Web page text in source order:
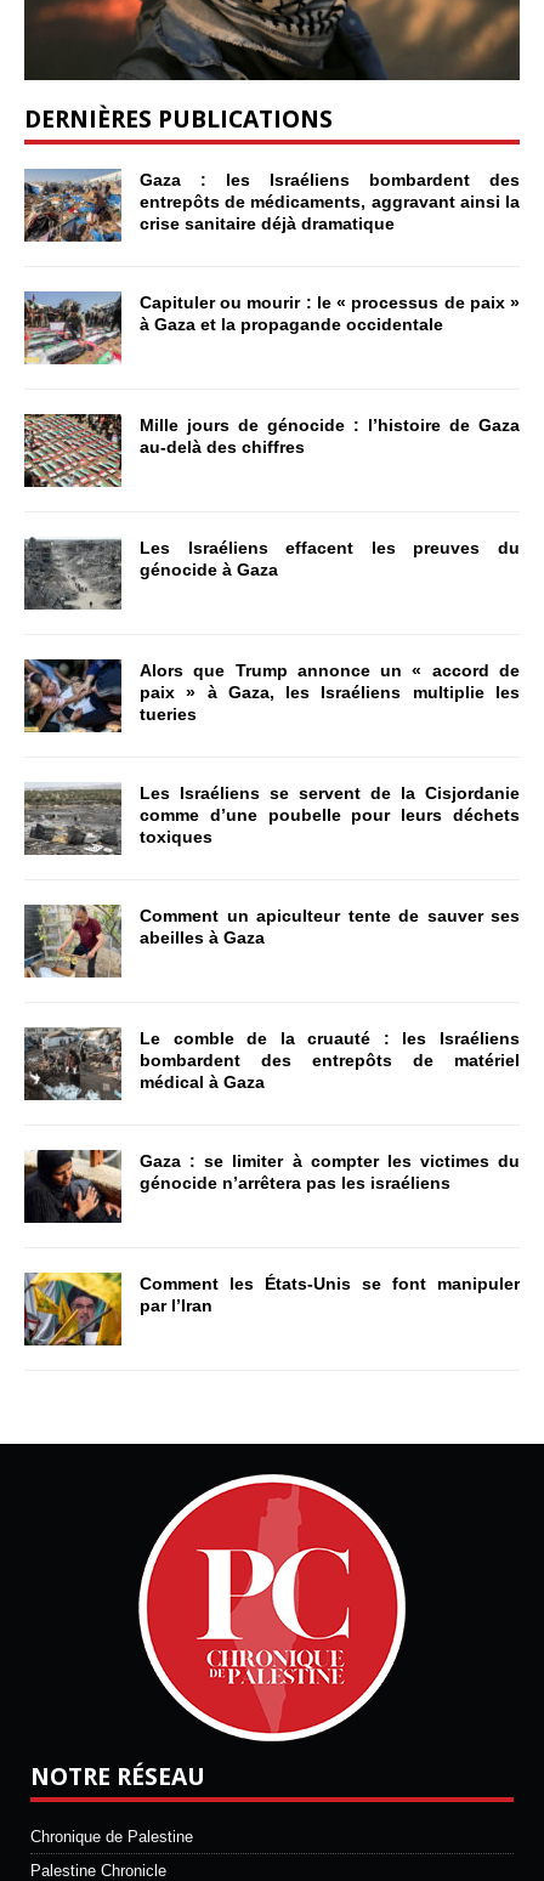
DERNIÈRES PUBLICATIONS
Gaza : les Israéliens bombardent des
entrepôts de médicaments, aggravant ainsi la
crise sanitaire déjà dramatique
Capituler ou mourir : le « processus de paix »
à Gaza et la propagande occidentale
Mille jours de génocide : l’histoire de Gaza
au-delà des chiffres
Les Israéliens effacent les preuves du
génocide à Gaza
Alors que Trump annonce un « accord de
paix » à Gaza, les Israéliens multiplie les
tueries
Les Israéliens se servent de la Cisjordanie
comme d’une poubelle pour leurs déchets
toxiques
Comment un apiculteur tente de sauver ses
abeilles à Gaza
Le comble de la cruauté : les Israéliens
bombardent des entrepôts de matériel
médical à Gaza
Gaza : se limiter à compter les victimes du
génocide n’arrêtera pas les israéliens
Comment les États-Unis se font manipuler
par l’Iran
NOTRE RÉSEAU
Chronique de Palestine
Palestine Chronicle